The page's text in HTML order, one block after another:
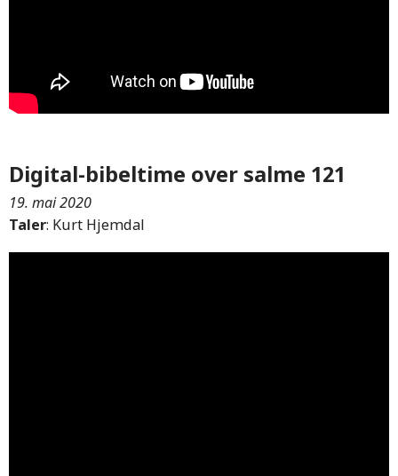
Digital-bibeltime over salme 121
19. mai 2020
Taler: Kurt Hjemdal